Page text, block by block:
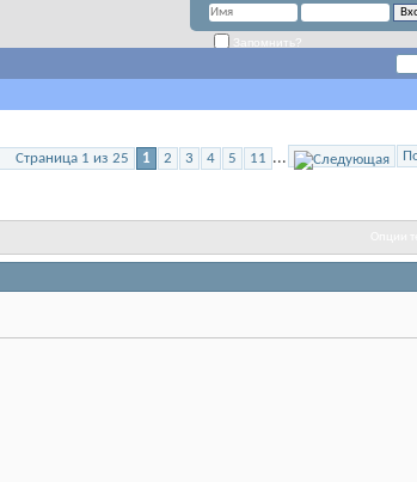
Запомнить?
Страница 1 из 25 1 2 3 4 5 11 ...